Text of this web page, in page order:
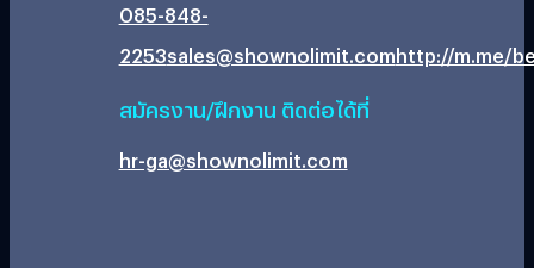
085-848-
2253sales@shownolimit.comhttp://m.me/
สมัครงาน/ฝึกงาน ติดต่อได้ที่
hr-ga@shownolimit.com